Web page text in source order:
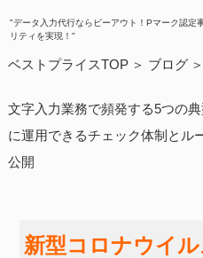
"データ入力代行ならビーアウト！Pマーク認定
リティを実現！"
ベストプライスTOP ブログ
文字入力業務で頻発する5つの
に運用できるチェック体制とル
公開
新型コロナウイ